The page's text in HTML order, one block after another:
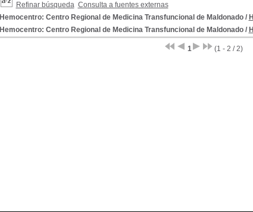
Refinar búsqueda Consulta a fuentes externas
Hemocentro: Centro Regional de Medicina Transfuncional de Maldonado/
Hemocentro: Centro Regional de Medicina Transfuncional de Maldonado/
1 (1 - 2 / 2)